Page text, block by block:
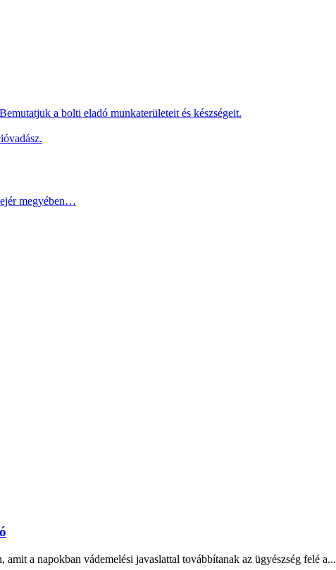
a bolti eladó munkaterületeit és készségeit.
a napokban vádemelési javaslattal továbbítanak az ügyészség felé a...